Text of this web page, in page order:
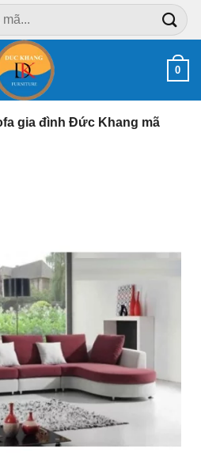
0
gia đình Đức Khang mã